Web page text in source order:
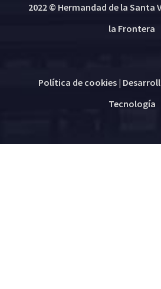
2022 © Hermandad de la Santa
la Frontera
Política de cookies|
Tecnología